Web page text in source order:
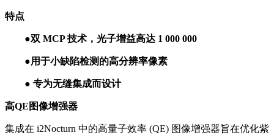
特点
●双 MCP 技术，光子增益高达 1 000 000
●用于小缺陷检测的高分辨率像素
● 专为无缝集成而设计
高QE图像增强器
集成在 i2Nocturn 中的高量子效率 (QE) 图像增强器旨在优化紫